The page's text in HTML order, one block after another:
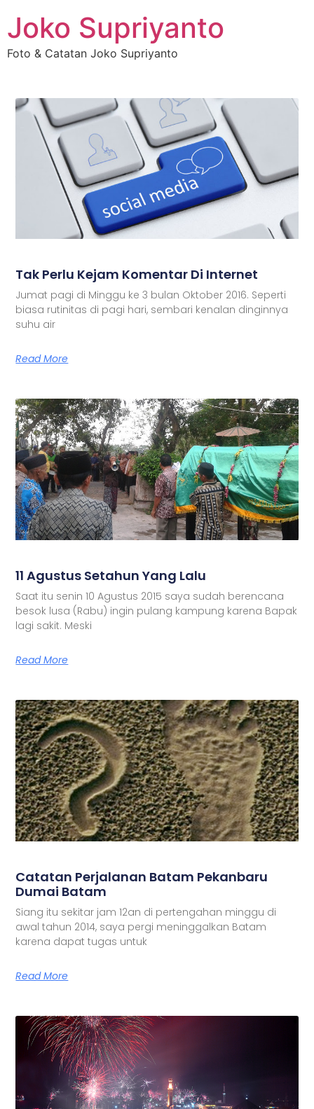
Joko Supriyanto
Foto & Catatan Joko Supriyanto
Tak Perlu Kejam Komentar Di Internet
Jumat pagi di Minggu ke 3 bulan Oktober 2016. Seperti
biasa rutinitas di pagi hari, sembari kenalan dinginnya
suhu air
Read More
11 Agustus Setahun Yang Lalu
Saat itu senin 10 Agustus 2015 saya sudah berencana
besok lusa (Rabu) ingin pulang kampung karena Bapak
lagi sakit. Meski
Read More
Catatan Perjalanan Batam Pekanbaru
Dumai Batam
Siang itu sekitar jam 12an di pertengahan minggu di
awal tahun 2014, saya pergi meninggalkan Batam
karena dapat tugas untuk
Read More